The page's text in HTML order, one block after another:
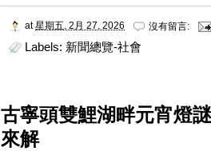
at星期五, 2月 27, 2026 沒有留言:
Labels: 新聞總覽-社會
古寧頭雙鯉湖畔元宵燈
來解